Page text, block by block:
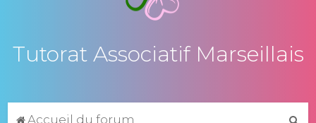
Tutorat Associatif Marseillais
Accueil du forum